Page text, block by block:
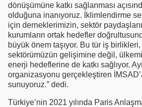
dönüşümüne katkı sağlanması
olduğuna inanıyoruz. İklimlendirme
için derneklerimizin, sektör
kurumların ortak hedefler
büyük önem taşıyor. Bu tür iş birlikleri,
sektörümüzün gelişimine değil,
enerji hedeflerine de katkı sağlıyor.
organizasyonu gerçekleştiren
sunuyoruz.” dedi.
Türkiye’nin 2021 yılında Paris